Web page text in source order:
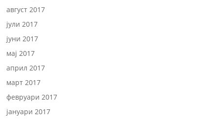
август 2017
јули 2017
јуни 2017
мај 2017
април 2017
март 2017
февруари 2017
јануари 2017